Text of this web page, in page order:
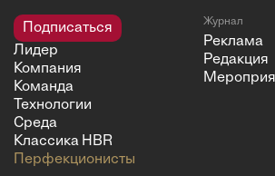
Подписаться
Лидер
Компания
Команда
Технологии
Среда
Классика HBR
Перфекционисты
Журнал
Реклама
Редакция